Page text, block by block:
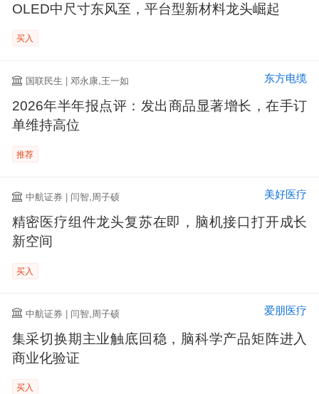
OLED中尺寸东风至，平台型新材料龙头崛起
买入
国联民生 | 邓永康,王一如 东方电缆
2026年半年报点评：发出商品显著增长，在手订
单维持高位
推荐
中航证券 | 闫智,周子硕 美好医疗
精密医疗组件龙头复苏在即，脑机接口打开成长
新空间
买入
中航证券 | 闫智,周子硕 爱朋医疗
集采切换期主业触底回稳，脑科学产品矩阵进入
商业化验证
买入